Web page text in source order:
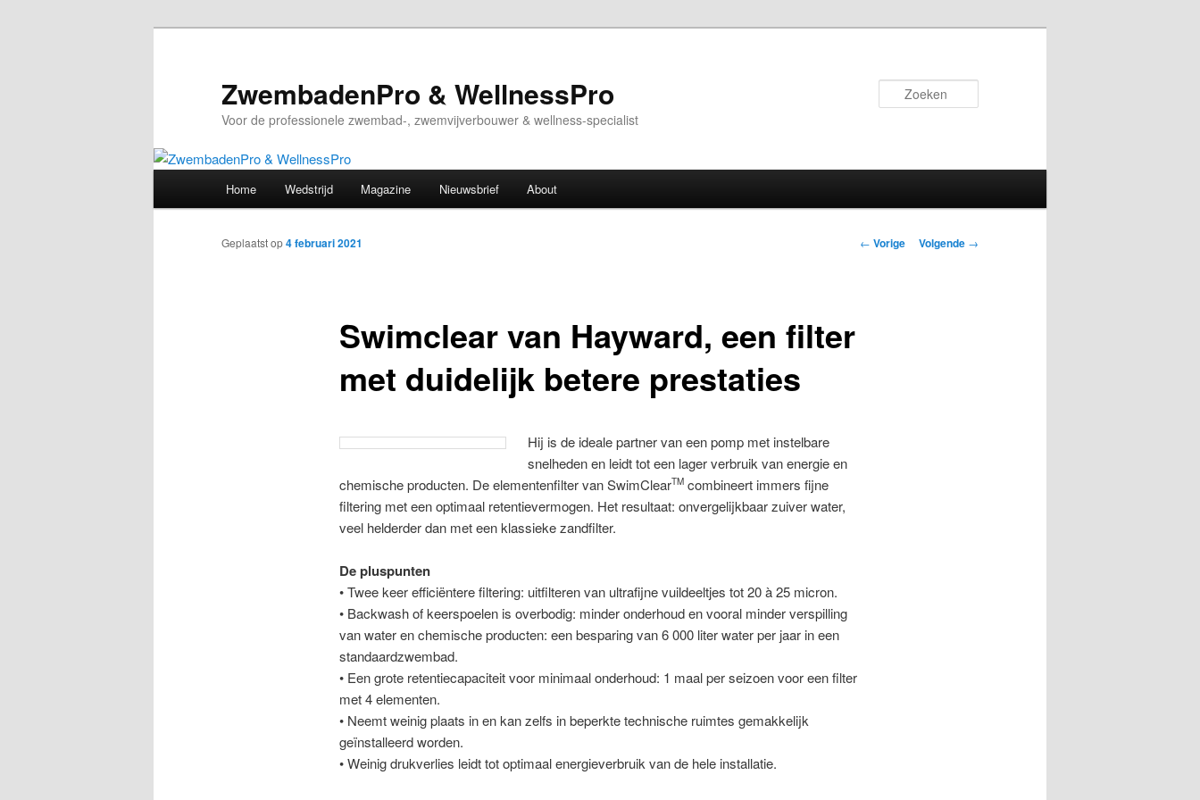
ZwembadenPro & WellnessPro
Voor de professionele zwembad-, zwemvijverbouwer & wellness-specialist
Home Wedstrijd Magazine Nieuwsbrief About
Bericht
← Vorige Volgende →
Swimclear van Hayward, een filter
met duidelijk betere prestaties
Geplaatst op4 februari 2021
Hij is de ideale partner van een pomp met instelbare
snelheden en leidt tot een lager verbruik van energie en
chemische producten. De elementenfilter van SwimClearTMcombineert immers fijne
filtering met een optimaal retentievermogen. Het resultaat: onvergelijkbaar zuiver water,
veel helderder dan met een klassieke zandfilter.
De pluspunten
• Twee keer efficiëntere filtering: uitfilteren van ultrafijne vuildeeltjes tot 20 à 25 micron.
• Backwash of keerspoelen is overbodig: minder onderhoud en vooral minder verspilling
van water en chemische producten: een besparing van 6 000 liter water per jaar in een
standaardzwembad.
• Een grote retentiecapaciteit voor minimaal onderhoud: 1 maal per seizoen voor een filter
met 4 elementen.
• Neemt weinig plaats in en kan zelfs in beperkte technische ruimtes gemakkelijk
geïnstalleerd worden.
• Weinig drukverlies leidt tot optimaal energieverbruik van de hele installatie.